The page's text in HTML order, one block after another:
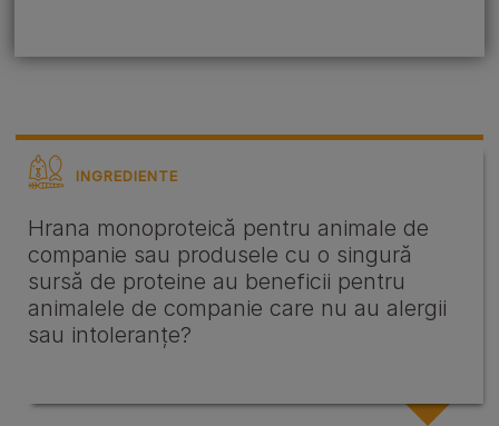
INGREDIENTE
Hrana monoproteică pentru animale de
companie sau produsele cu o singură
sursă de proteine ​​au beneficii pentru
animalele de companie care nu au alergii
sau intoleranțe?